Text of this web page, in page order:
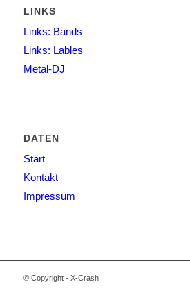
LINKS
Links: Bands
Links: Lables
Metal-DJ
DATEN
Start
Kontakt
Impressum
© Copyright - X-Crash